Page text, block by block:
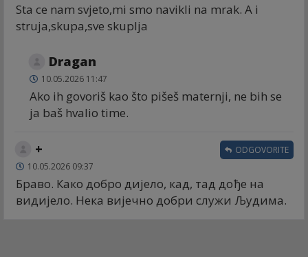
Sta ce nam svjeto,mi smo navikli na mrak. A i
struja,skupa,sve skuplja
Dragan
10.05.2026 11:47
Ako ih govoriš kao što pišeš maternji, ne bih se
ja baš hvalio time.
+
10.05.2026 09:37
Браво. Како добро дијело, кад, тад дође на
видијело. Нека вијечно добри служи Људима.
ODGOVORITE